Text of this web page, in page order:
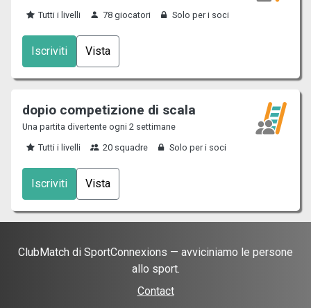
Tutti i livelli
78 giocatori Solo per i soci
Iscriviti Vista
dopio competizione di scala
Una partita divertente ogni 2 settimane
Tutti i livelli
20 squadre Solo per i soci
Iscriviti Vista
ClubMatch di SportConnexions — avviciniamo le persone
allo sport.
Contact